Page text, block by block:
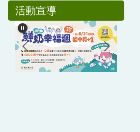
活動宣導